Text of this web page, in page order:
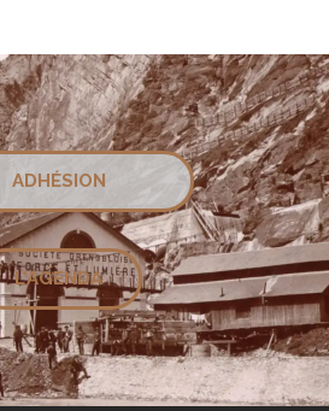
ADHÉSION
L'AGENDA